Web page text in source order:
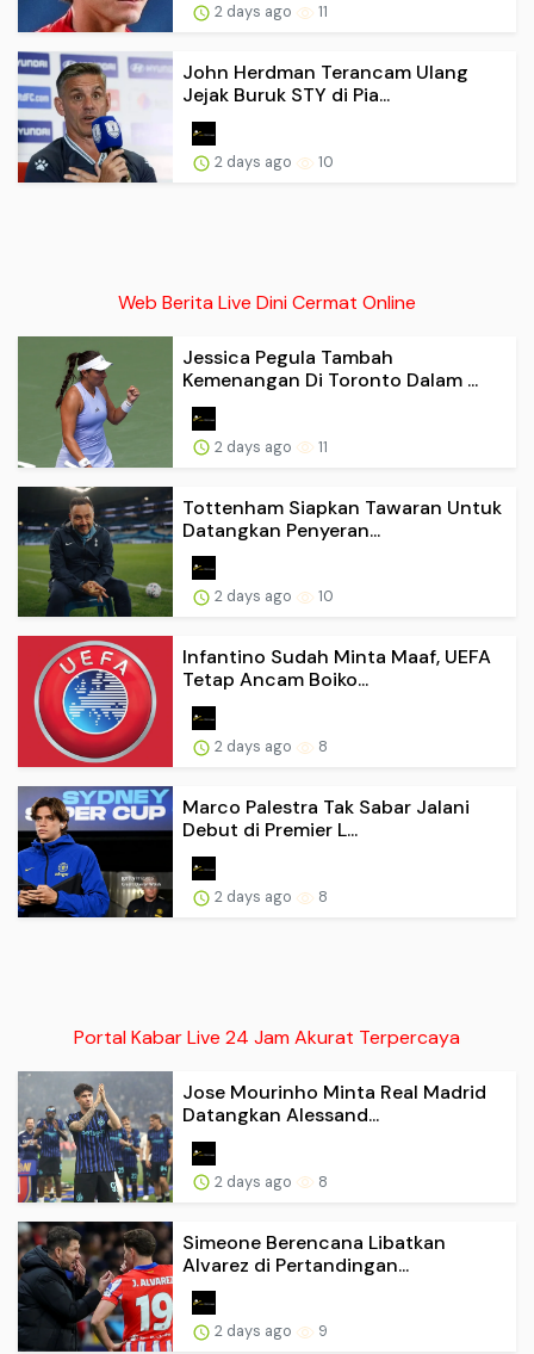
2 days ago 11
John Herdman Terancam Ulang
Jejak Buruk STY di Pia...
2 days ago 10
Web Berita Live Dini Cermat Online
Jessica Pegula Tambah
Kemenangan Di Toronto Dalam ...
2 days ago 11
Tottenham Siapkan Tawaran Untuk
Datangkan Penyeran...
2 days ago 10
Infantino Sudah Minta Maaf, UEFA
Tetap Ancam Boiko...
2 days ago 8
Marco Palestra Tak Sabar Jalani
Debut di Premier L...
2 days ago 8
Portal Kabar Live 24 Jam Akurat Terpercaya
Jose Mourinho Minta Real Madrid
Datangkan Alessand...
2 days ago 8
Simeone Berencana Libatkan
Alvarez di Pertandingan...
2 days ago 9